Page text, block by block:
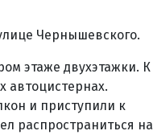
Чернышевского.
этаже двухэтажки. К
автоцистернах.
и приступили к
распространиться на